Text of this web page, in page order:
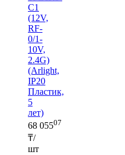
C1
(12V,
RF-
0/1-
10V,
2.4G)
(Arlight,
IP20
Пластик,
5
лет)
68 05507
₸/
шт